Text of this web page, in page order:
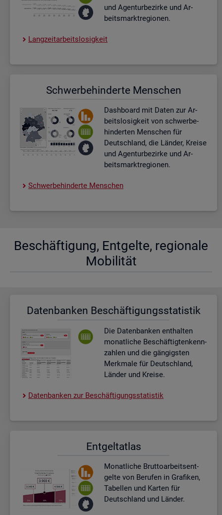
und Agen­tur­be­zir­ke und Ar­
beits­markt­re­gio­nen.
Lang­zeit­ar­beits­lo­sig­keit
Schwer­be­hin­der­te Men­schen
Dash­board mit Daten zur Ar­
beits­lo­sig­keit von schwer­be­
hin­der­ten Men­schen für
Deutsch­land, die Län­der, Krei­se
und Agen­tur­be­zir­ke und Ar­
beits­markt­re­gio­nen.
Schwer­be­hin­der­te Men­schen
Be­schäf­ti­gung, Ent­gel­te, re­gio­na­le
Mo­bi­li­tät
Da­ten­ban­ken Be­schäf­ti­gungs­sta­tis­tik
Die Da­ten­ban­ken ent­hal­ten
mo­nat­li­che Be­schäf­tig­ten­kenn­
zah­len und die gän­gigs­ten
Merk­ma­le für Deutsch­land,
Län­der und Krei­se.
Da­ten­ban­ken zur Be­schäf­ti­gungs­sta­tis­tik
Ent­gel­t­at­las
Mo­nat­li­che Brut­to­ar­beits­ent­
gel­te von Be­ru­fen in Gra­fi­ken,
Ta­bel­len und Kar­ten für
Deutsch­land und Län­der.